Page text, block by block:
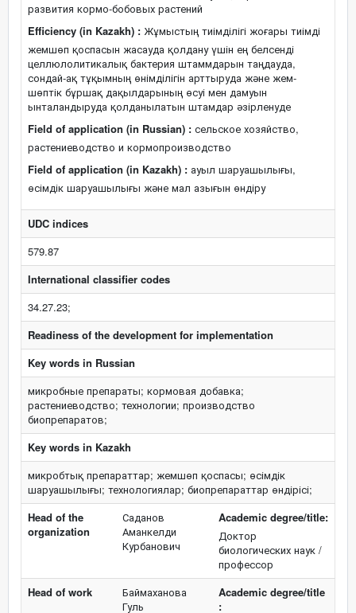
развития кормо-бобовых растений
Efficiency (in Kazakh) : Жұмыстың тиімділігі жоғары тиімді
жемшөп қоспасын жасауда қолдану үшін ең белсенді
целлюлолитикалық бактерия штаммдарын таңдауда,
сондай-ақ тұқымның өнімділігін арттыруда және жем-
шөптік бұршақ дақылдарының өсуі мен дамуын
ынталандыруда қолданылатын штамдар әзірленуде
Field of application (in Russian) : сельское хозяйство,
растениеводство и кормопроизводство
Field of application (in Kazakh) : ауыл шаруашылығы,
өсімдік шаруашылығы және мал азығын өндіру
UDC indices
579.87
International classifier codes
34.27.23;
Readiness of the development for implementation
Key words in Russian
микробные препараты; кормовая добавка;
растениеводство; технологии; производство
биопрепаратов;
Key words in Kazakh
микробтық препараттар; жемшөп қоспасы; өсімдік
шаруашылығы; технологиялар; биопрепараттар өндірісі;
Head of the
organization
Саданов
Аманкелди
Курбанович
Academic degree/title:
Доктор
биологических наук /
профессор
Head of work
Баймаханова
Гуль
Academic degree/title
: